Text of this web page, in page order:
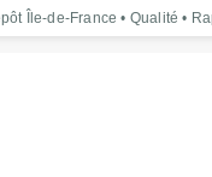
Île-de-France • Qualité •